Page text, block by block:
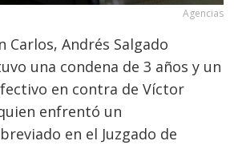
Agencias
Carlos, Andrés Salgado
una condena de 3 años y un
en contra de Víctor
enfrentó un
en el Juzgado de